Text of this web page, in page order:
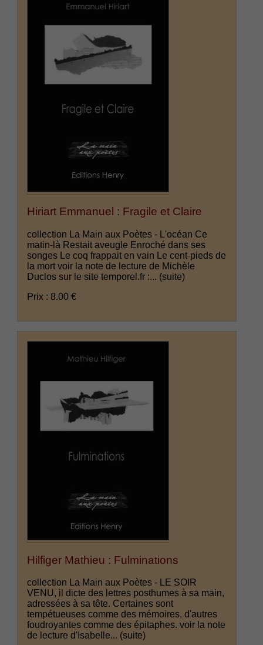
Hiriart Emmanuel : Fragile et Claire
collection La Main aux Poètes - L'océan Ce
matin-là Restait aveugle Enroché dans ses
songes Le coq frappait en vain Le cent-pieds de
la mort voir la note de lecture de Michèle
Duclos sur le site temporel.fr :... (suite)
Prix : 8.00 €
Hilfiger Mathieu : Fulminations
collection La Main aux Poètes - LE SOIR
VENU, il dicte des lettres posthumes à sa main,
adressées à sa tête. Certaines sont
tempétueuses comme des mémoires, d'autres
foudroyantes comme des épitaphes. voir la note
de lecture d'Isabelle... (suite)